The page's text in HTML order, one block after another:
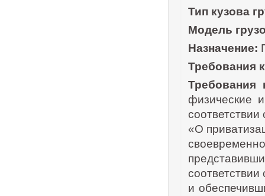
Тип кузова
Модель
Назначение:
Требования
Требования
физические
«О
и